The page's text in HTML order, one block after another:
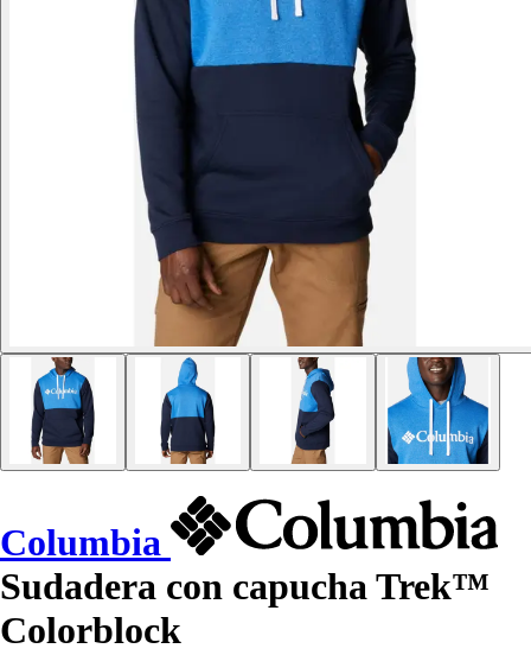
Columbia
Sudadera con capucha Trek™
Colorblock